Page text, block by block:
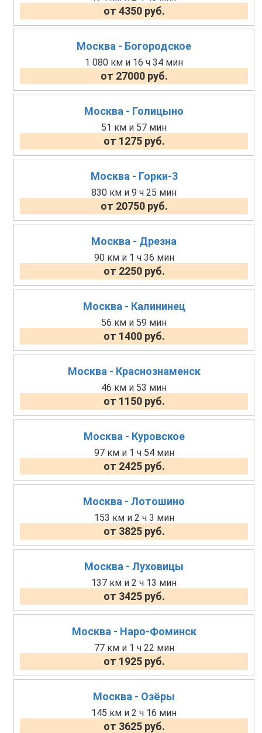
от 4350 руб.
Москва - Богородское
1 080 км и 16 ч 34 мин
от 27000 руб.
Москва - Голицыно
51 км и 57 мин
от 1275 руб.
Москва - Горки-3
830 км и 9 ч 25 мин
от 20750 руб.
Москва - Дрезна
90 км и 1 ч 36 мин
от 2250 руб.
Москва - Калининец
56 км и 59 мин
от 1400 руб.
Москва - Краснознаменск
46 км и 53 мин
от 1150 руб.
Москва - Куровское
97 км и 1 ч 54 мин
от 2425 руб.
Москва - Лотошино
153 км и 2 ч 3 мин
от 3825 руб.
Москва - Луховицы
137 км и 2 ч 13 мин
от 3425 руб.
Москва - Наро-Фоминск
77 км и 1 ч 22 мин
от 1925 руб.
Москва - Озёры
145 км и 2 ч 16 мин
от 3625 руб.